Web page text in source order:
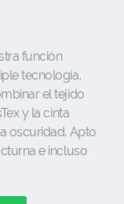
función
tecnología.
el tejido
y la cinta
oscuridad. Apto
e incluso